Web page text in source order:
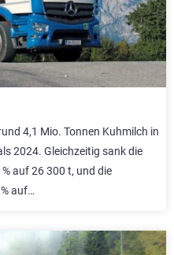
4,1 Mio. Tonnen Kuhmilch in
2024. Gleichzeitig sank die
auf 26 300 t, und die
auf…